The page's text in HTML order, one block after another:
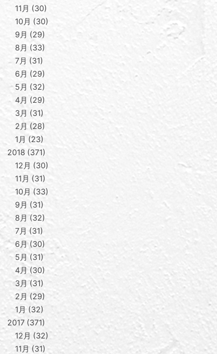
11月
30
10月
30
9月
29
8月
33
7月
31
6月
29
5月
32
4月
29
3月
31
2月
28
1月
23
2018 371
12月
30
11月
31
10月
33
9月
31
8月
32
7月
31
6月 30
5月
31
4月 30
3月
31
2月
29
1月 32
2017 371
12月
32
11月 31